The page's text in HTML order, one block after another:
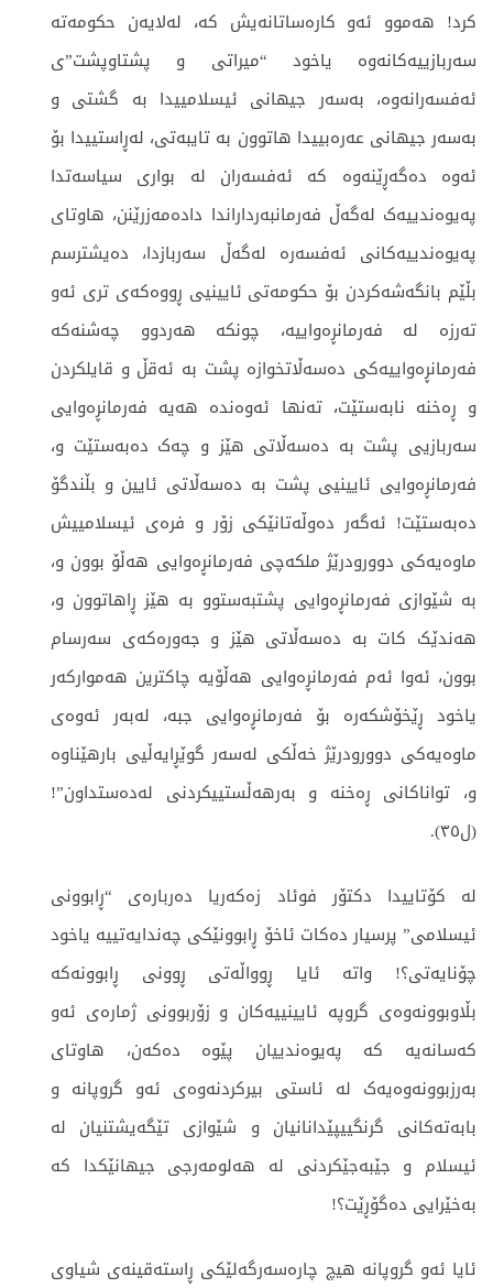
کرد! هەموو ئەو کارەساتانەیش کە، لەلایەن حکومەتە
سەربازییەکانەوە یاخود “میراتی و پشتاوپشت”ی
ئەفسەرانەوە، بەسەر جیهانی ئیسلامییدا بە گشتی و
بەسەر جیهانی عەرەبییدا هاتوون بە تایبەتی، لەڕاستییدا بۆ
ئەوە دەگەڕێنەوە کە ئەفسەران لە بواری سیاسەتدا
پەیوەندییەک لەگەڵ فەرمانبەرداراندا دادەمەزرێنن، هاوتای
پەیوەندییەکانی ئەفسەرە لەگەڵ سەربازدا، دەیشترسم
بڵێم بانگەشەکردن بۆ حکومەتی ئایینیی ڕووەکەی تری ئەو
تەرزە لە فەرمانڕەواییە، چونکە هەردوو چەشنەکە
فەرمانڕەواییەکی دەسەڵاتخوازە پشت بە ئەقڵ و قایلکردن
و ڕەخنە نابەستێت، تەنها ئەوەندە هەیە فەرمانڕەوایی
سەربازیی پشت بە دەسەڵاتی هێز و چەک دەبەستێت و،
فەرمانڕەوایی ئایینیی پشت بە دەسەڵاتی ئایین و بڵندگۆ
دەبەستێت! ئەگەر دەوڵەتانێکی زۆر و فرەی ئیسلامییش
ماوەیەکی دوورودرێژ ملکەچی فەرمانڕەوایی هەڵۆ بوون و،
بە شێوازی فەرمانڕەوایی پشتبەستوو بە هێز ڕاهاتوون و،
هەندێک کات بە دەسەڵاتی هێز و جەورەکەی سەرسام
بوون، ئەوا ئەم فەرمانڕەوایی هەڵۆیە چاکترین هەموارکەر
یاخود ڕێخۆشکەرە بۆ فەرمانڕەوایی جبە، لەبەر ئەوەی
ماوەیەکی دوورودرێژ خەڵکی لەسەر گوێڕایەڵیی بارهێناوە
و، تواناکانی ڕەخنە و بەرهەڵستییکردنی لەدەستداون”!
(ل٣٥).
لە کۆتاییدا دکتۆر فوئاد زەکەریا دەربارەی “ڕابوونی
ئیسلامی” پرسیار دەکات ئاخۆ ڕابوونێکی چەندایەتییە یاخود
چۆنایەتی؟! واتە ئایا ڕوواڵەتی ڕوونی ڕابوونەکە
بڵاوبوونەوەی گروپە ئایینییەکان و زۆربوونی ژمارەی ئەو
کەسانەیە کە پەیوەندییان پێوە دەکەن، هاوتای
بەرزبوونەوەیەک لە ئاستی بیرکردنەوەی ئەو گروپانە و
بابەتەکانی گرنگییپێدانانیان و شێوازی تێگەیشتنیان لە
ئیسلام و جێبەجێکردنی لە هەلومەرجی جیهانێکدا کە
بەخێرایی دەگۆڕێت؟!
ئایا ئەو گروپانە هیچ چارەسەرگەلێکی ڕاستەقینەی شیاوی